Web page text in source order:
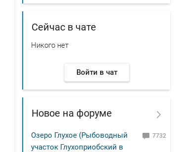
Сейчас в чате
Никого нет
Войти в чат
Новое на форуме
Озеро Глухое (Рыбоводный
участок Глухоприобский в
7732